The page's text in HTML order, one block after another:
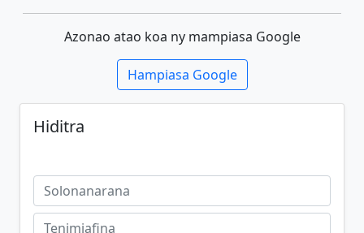
Azonao atao koa ny mampiasa Google
Hampiasa Google
Hiditra